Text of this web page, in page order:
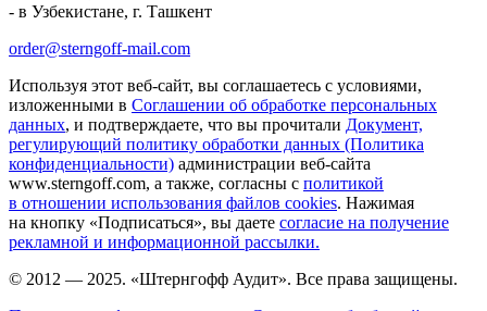
- в Узбекистане, г. Ташкент
order@sterngoff-mail.com
Используя этот веб-сайт, вы соглашаетесь с условиями,
изложенными в Соглашении об обработке персональных
данных, и подтверждаете, что вы прочитали Документ,
регулирующий политику обработки данных (Политика
конфиденциальности) администрации веб-сайта
www.sterngoff.com, а также, согласны с политикой
в отношении использования файлов cookies. Нажимая
на кнопку «Подписаться», вы даете согласие на получение
рекламной и информационной рассылки.
© 2012 — 2025. «Штернгофф Аудит». Все права защищены.